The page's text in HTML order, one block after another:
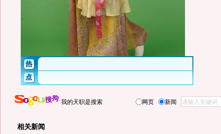
我的天职是搜索 网页 新闻
相关新闻